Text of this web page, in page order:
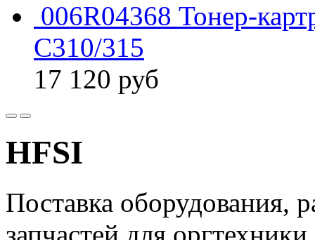
006R04368 Тонер-
C310/315
17 120 руб
HFSI
Поставка оборудования,
запчастей для